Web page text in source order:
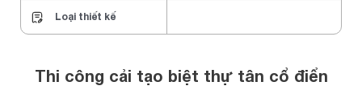
Loại thiết kế
Thi công cải tạo biệt thự tân cổ điển